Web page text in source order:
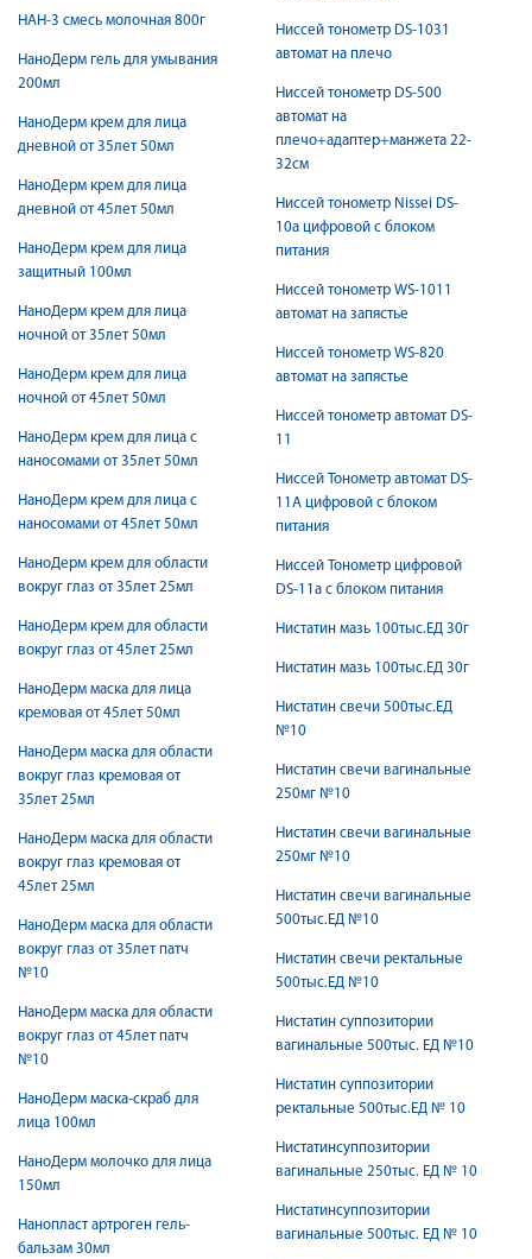
НАН-3 смесь молочная 800г
НаноДерм гель для умывания
200мл
НаноДерм крем для лица
дневной от 35лет 50мл
НаноДерм крем для лица
дневной от 45лет 50мл
НаноДерм крем для лица
защитный 100мл
НаноДерм крем для лица
ночной от 35лет 50мл
НаноДерм крем для лица
ночной от 45лет 50мл
НаноДерм крем для лица с
наносомами от 35лет 50мл
НаноДерм крем для лица с
наносомами от 45лет 50мл
НаноДерм крем для области
вокруг глаз от 35лет 25мл
НаноДерм крем для области
вокруг глаз от 45лет 25мл
НаноДерм маска для лица
кремовая от 45лет 50мл
НаноДерм маска для области
вокруг глаз кремовая от
35лет 25мл
НаноДерм маска для области
вокруг глаз кремовая от
45лет 25мл
НаноДерм маска для области
вокруг глаз от 35лет патч
№10
НаноДерм маска для области
вокруг глаз от 45лет патч
№10
НаноДерм маска-скраб для
лица 100мл
НаноДерм молочко для лица
150мл
Нанопласт артроген гель-
бальзам 30мл
Ниссей тонометр DS-1031
автомат на плечо
Ниссей тонометр DS-500
автомат на
плечо+адаптер+манжета 22-
32см
Ниссей тонометр Nissei DS-
10a цифровой с блоком
питания
Ниссей тонометр WS-1011
автомат на запястье
Ниссей тонометр WS-820
автомат на запястье
Ниссей тонометр автомат DS-
11
Ниссей Тонометр автомат DS-
11А цифровой c блоком
питания
Ниссей Тонометр цифровой
DS-11a c блоком питания
Нистатин мазь 100тыс.ЕД 30г
Нистатин мазь 100тыс.ЕД 30г
Нистатин свечи 500тыс.ЕД
№10
Нистатин свечи вагинальные
250мг №10
Нистатин свечи вагинальные
250мг №10
Нистатин свечи вагинальные
500тыс.ЕД №10
Нистатин свечи ректальные
500тыс.ЕД №10
Нистатин суппозитории
вагинальные 500тыс. ЕД №10
Нистатин суппозитории
ректальные 500тыс.ЕД № 10
Нистатинсуппозитории
вагинальные 250тыс. ЕД № 10
Нистатинсуппозитории
вагинальные 500тыс. ЕД № 10